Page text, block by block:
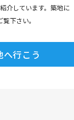
お祭り(1）
教室(1） かき氷(3）
介しています。築地に
下さい。
へ行こう